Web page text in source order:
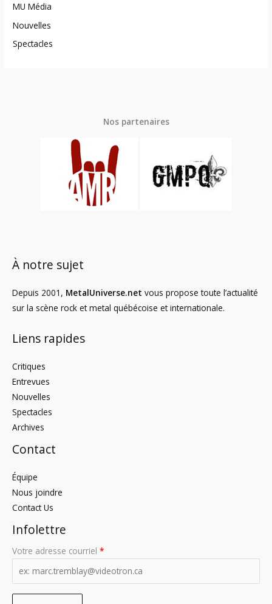
MU Média
Nouvelles
Spectacles
Nos partenaires
À notre sujet
Depuis 2001, MetalUniverse.net vous propose toute l’actualité
sur la scène rock et metal québécoise et internationale.
Liens rapides
Critiques
Entrevues
Nouvelles
Spectacles
Archives
Contact
Équipe
Nous joindre
Contact Us
Infolettre
Votre adresse courriel *